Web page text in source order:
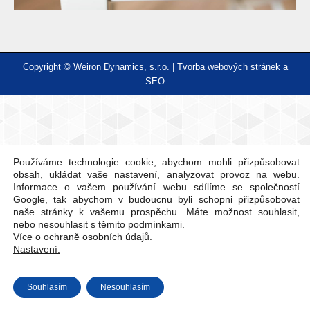
Copyright © Weiron Dynamics, s.r.o. | Tvorba webových stránek a
SEO
Používáme technologie cookie, abychom mohli přizpůsobovat
obsah, ukládat vaše nastavení, analyzovat provoz na webu.
Informace o vašem používání webu sdílíme se společností
Google, tak abychom v budoucnu byli schopni přizpůsobovat
naše stránky k vašemu prospěchu. Máte možnost souhlasit,
nebo nesouhlasit s těmito podmínkami.
Více o ochraně osobních údajů
Nastavení.
Souhlasím Nesouhlasím